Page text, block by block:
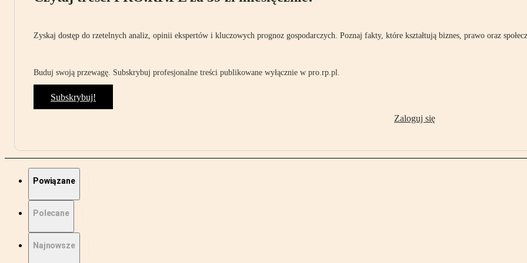
Zyskaj dostęp do rzetelnych analiz, opinii ekspertów i kluczowych prognoz gospodarczych. Poznaj fakty, które kształtują biznes, prawo oraz
Buduj swoją przewagę. Subskrybuj profesjonalne treści publikowane wyłącznie w pro.rp.pl.
Subskrybuj!
Zaloguj się
Powiązane
Polecane
Najnowsze